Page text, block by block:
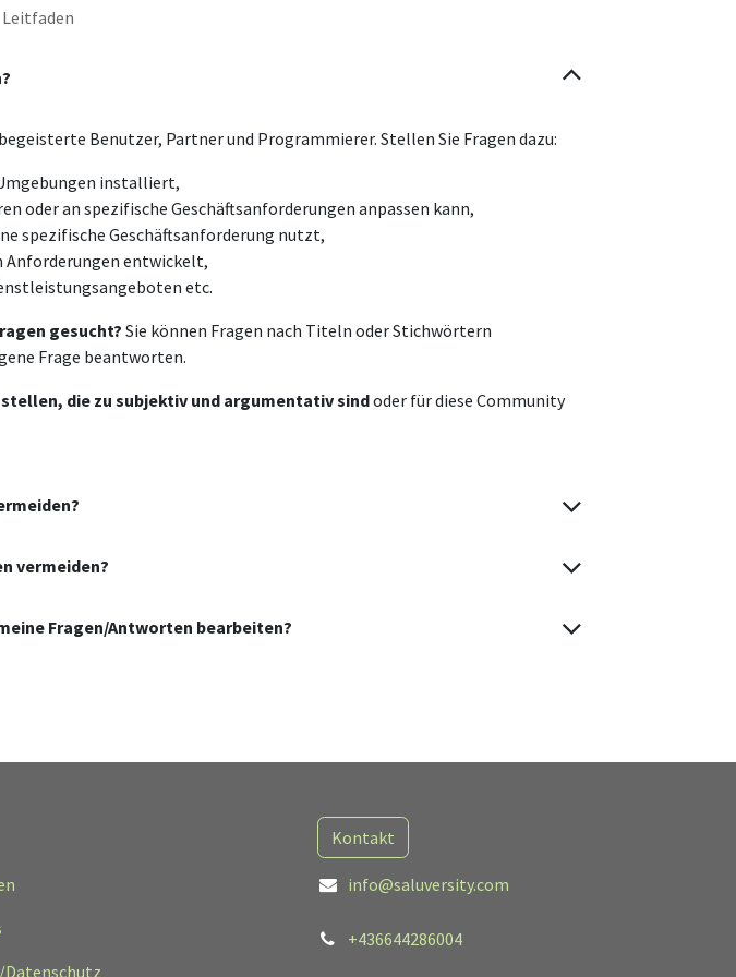
Leitfaden
Benutzer, Partner und Programmierer. Stellen Sie Fragen dazu:
installiert,
oder an spezifische Geschäftsanforderungen anpassen kann,
spezifische Geschäftsanforderung nutzt,
Anforderungen entwickelt,
etc.
gesucht? Sie können Fragen nach Titeln oder Stichwörtern
Frage beantworten.
die zu subjektiv und argumentativ sindoder für diese Community
vermeiden?
Fragen/Antworten bearbeiten?
Kontakt
info@saluversity.com
+436644286004